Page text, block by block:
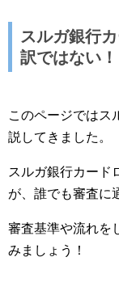
スルガ銀行
訳ではない
このページではス
説してきました。
スルガ銀行カード
が、誰でも審査に
審査基準や流れを
みましょう！